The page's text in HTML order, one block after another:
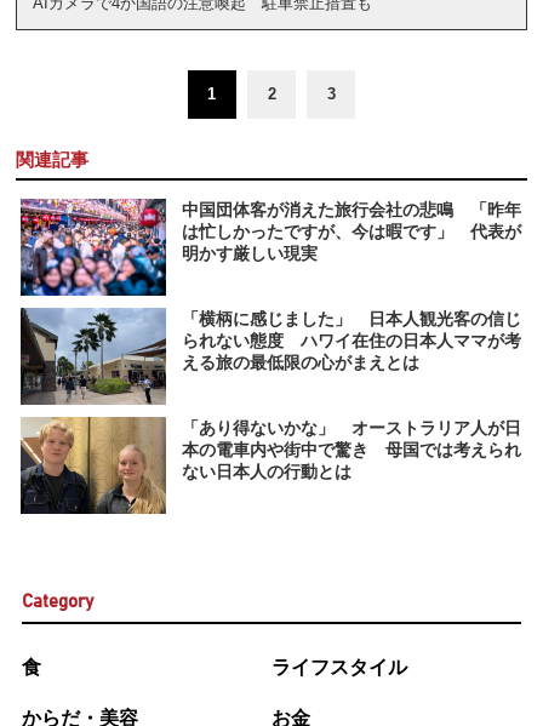
1 2 3
関連記事
中国団体客が消えた旅行会社の悲鳴 「昨年
は忙しかったですが、今は暇です」 代表が
明かす厳しい現実
「横柄に感じました」 日本人観光客の信じ
られない態度 ハワイ在住の日本人ママが考
える旅の最低限の心がまえとは
「あり得ないかな」 オーストラリア人が日
本の電車内や街中で驚き 母国では考えられ
ない日本人の行動とは
Category
食 ライフスタイル
からだ・美容 お金